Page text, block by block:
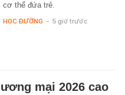
cơ thể đứa trẻ.
HỌC ĐƯỜNG - 5 giờ trước
mại 2026 cao